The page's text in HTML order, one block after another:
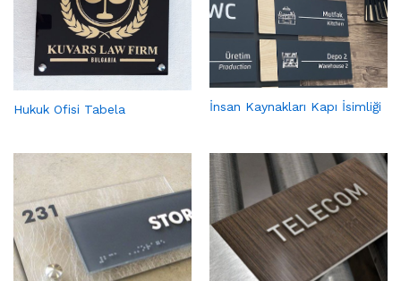
Hukuk Ofisi Tabela İnsan Kaynakları Kapı İsimliği